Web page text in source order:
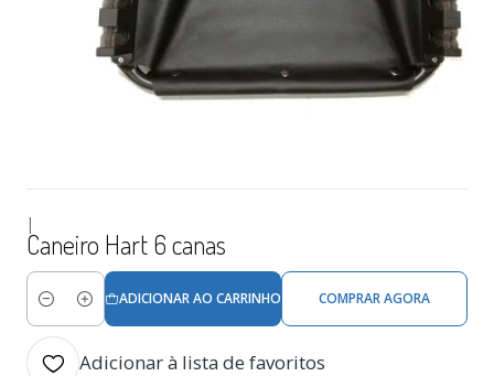
|
Caneiro Hart 6 canas
Quantidade
ADICIONAR AO CARRINHO COMPRAR AGORA
Adicionar à lista de favoritos